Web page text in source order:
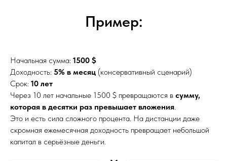
Пример:
Начальная сумма: 1500 $
Доходность: 5% в месяц (консервативный сценарий)
Срок: 10 лет
Через 10 лет начальные 1500 $ превращаются в сумму,
которая в десятки раз превышает вложения.
Это и есть сила сложного процента. На дистанции даже
скромная ежемесячная доходность превращает небольшой
капитал в серьёзные деньги.